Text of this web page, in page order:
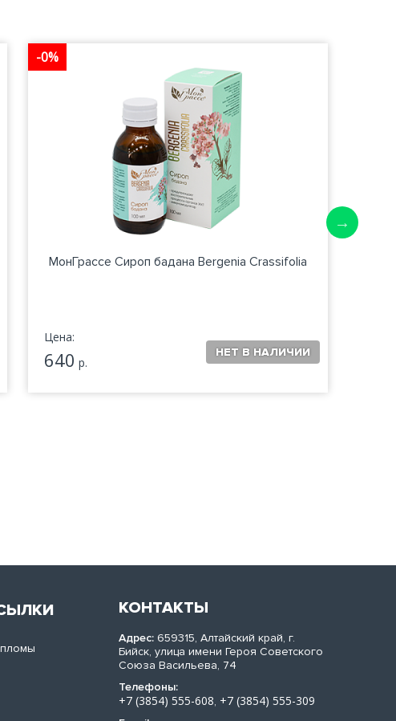
-0%
МонГрассе Сироп бадана Bergenia Crassifolia
Цена:
640 р.
КОНТАКТЫ
Адрес: 659315, Алтайский край, г.
Бийск, улица имени Героя Советского
Союза Васильева, 74
Телефоны:
+7 (3854) 555-608, +7 (3854) 555-309